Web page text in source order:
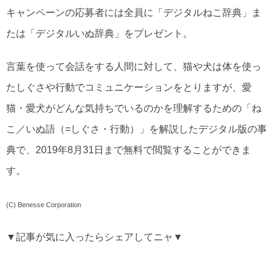
キャンペーンの応募者には全員に「デジタルねこ辞典」ま
たは「デジタルいぬ辞典」をプレゼント。
言葉を使って会話をする人間に対して、猫や犬は体を使っ
たしぐさや行動でコミュニケーションをとりますが、愛
猫・愛犬がどんな気持ちでいるのかを理解するための「ね
こ／いぬ語（=しぐさ・行動）」を解説したデジタル版の事
典で、2019年8月31日まで無料で閲覧することができま
す。
(C) Benesse Corporation
▼記事が気に入ったらシェアしてニャ▼